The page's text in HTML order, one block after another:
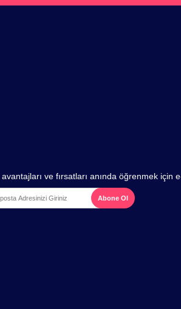
ve fırsatları anında öğrenmek için
Abone Ol